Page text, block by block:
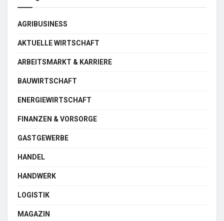
AGRIBUSINESS
AKTUELLE WIRTSCHAFT
ARBEITSMARKT & KARRIERE
BAUWIRTSCHAFT
ENERGIEWIRTSCHAFT
FINANZEN & VORSORGE
GASTGEWERBE
HANDEL
HANDWERK
LOGISTIK
MAGAZIN